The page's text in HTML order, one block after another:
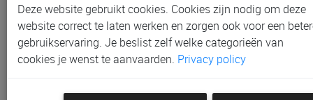
Andere artikelen uit deze collectie:
Deze website gebruikt cookies. Cookies zijn nodig om deze
website correct te laten werken en zorgen ook voor een
gebruikservaring. Je beslist zelf welke categorieën van
cookies je wenst te aanvaarden. Privacy policy